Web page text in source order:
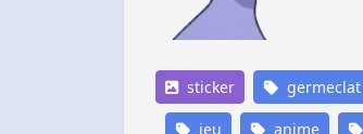
sticker germeclat
jeu anime